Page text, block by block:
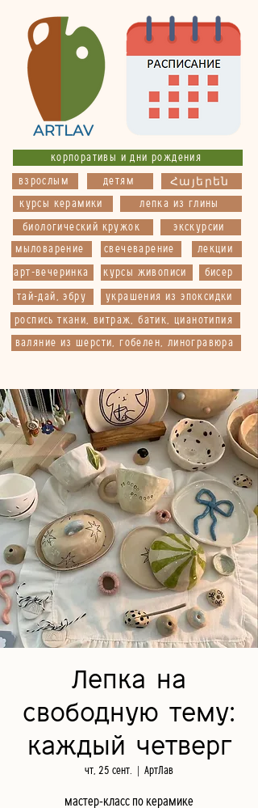
корпоративы и дни рождения
детям
взрослым Հայերեն
украшения из эпоксидки
мыловарение свечеварение
арт-вечеринка бисер
тай-дай, эбру
экскурсии
лепка из глины
роспись ткани, витраж, батик, цианотипия
курсы живописи
лекции
биологический кружок
курсы керамики
валяние из шерсти, гобелен, линогравюра
Лепка на
свободную тему:
каждый четверг
чт, 25 сент. АртЛав
мастер-класс по керамике